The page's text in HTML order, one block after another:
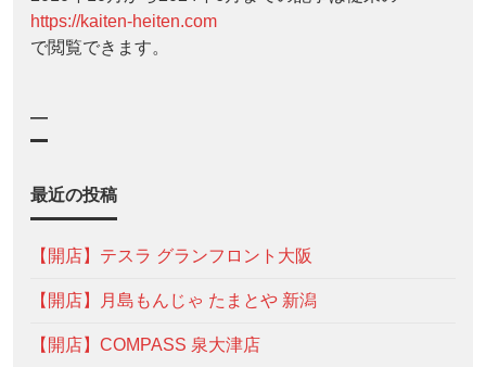
https://kaiten-heiten.com
で閲覧できます。
—
最近の投稿
【開店】テスラ グランフロント大阪
【開店】月島もんじゃ たまとや 新潟
【開店】COMPASS 泉大津店